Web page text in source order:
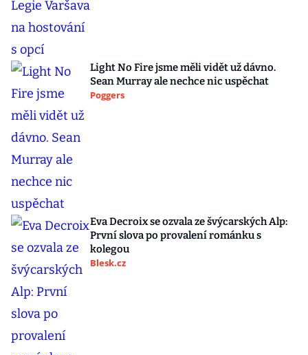
Light No Fire jsme měli vidět už dávno.
Sean Murray ale nechce nic uspěchat
Poggers
Eva Decroix se ozvala ze švýcarských Alp:
První slova po provalení románku s
kolegou
Blesk.cz